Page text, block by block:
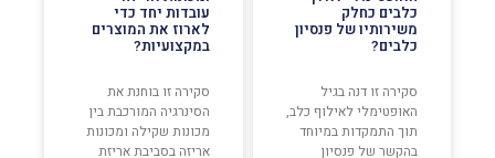
כלבים כחלק
משירותיו של פנסיון
כלבים?
סקירה זו דנה בגיל
האופטימלי לאילוף כלב,
תוך התמקדות במיוחד
בהקשר של פנסיון
עובדות יחד כדי
לארוז את המוצרים
במקצועיות?
סקירה זו בוחנת את
הסינרגיה המורכבת בין
מכונות שקילה ומכונות
אריזה בסביבת אריזת